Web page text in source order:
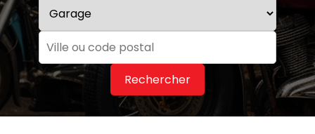
Rechercher